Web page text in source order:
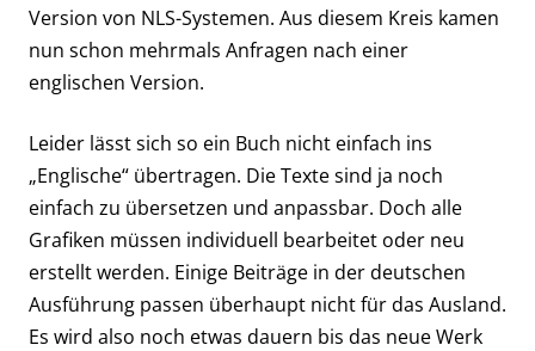
Version von NLS-Systemen. Aus diesem Kreis kamen
nun schon mehrmals Anfragen nach einer
englischen Version.
Leider lässt sich so ein Buch nicht einfach ins
„Englische“ übertragen. Die Texte sind ja noch
einfach zu übersetzen und anpassbar. Doch alle
Grafiken müssen individuell bearbeitet oder neu
erstellt werden. Einige Beiträge in der deutschen
Ausführung passen überhaupt nicht für das Ausland.
Es wird also noch etwas dauern bis das neue Werk